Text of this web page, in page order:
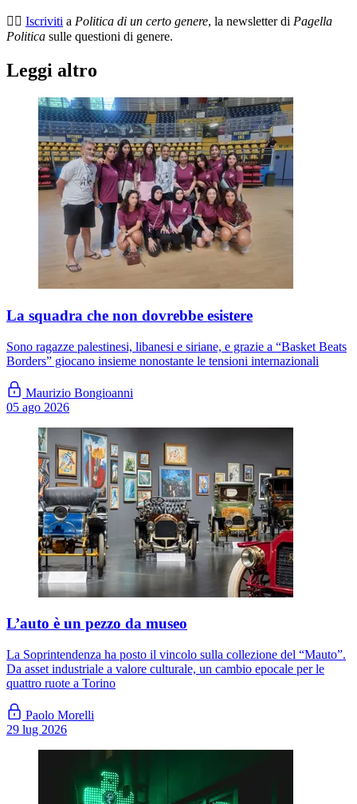
🏳️‍🌈 Iscriviti a Politica di un certo genere, la newsletter di Pagella
Politica sulle questioni di genere.
Leggi altro
La squadra che non dovrebbe esistere
Sono ragazze palestinesi, libanesi e siriane, e grazie a “Basket Beats
Borders” giocano insieme nonostante le tensioni internazionali
Maurizio Bongioanni
05 ago 2026
L’auto è un pezzo da museo
La Soprintendenza ha posto il vincolo sulla collezione del “Mauto”.
Da asset industriale a valore culturale, un cambio epocale per le
quattro ruote a Torino
Paolo Morelli
29 lug 2026